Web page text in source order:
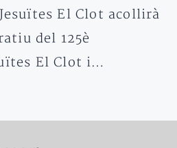
El Clot acollirà
del 125è
El Clot i…